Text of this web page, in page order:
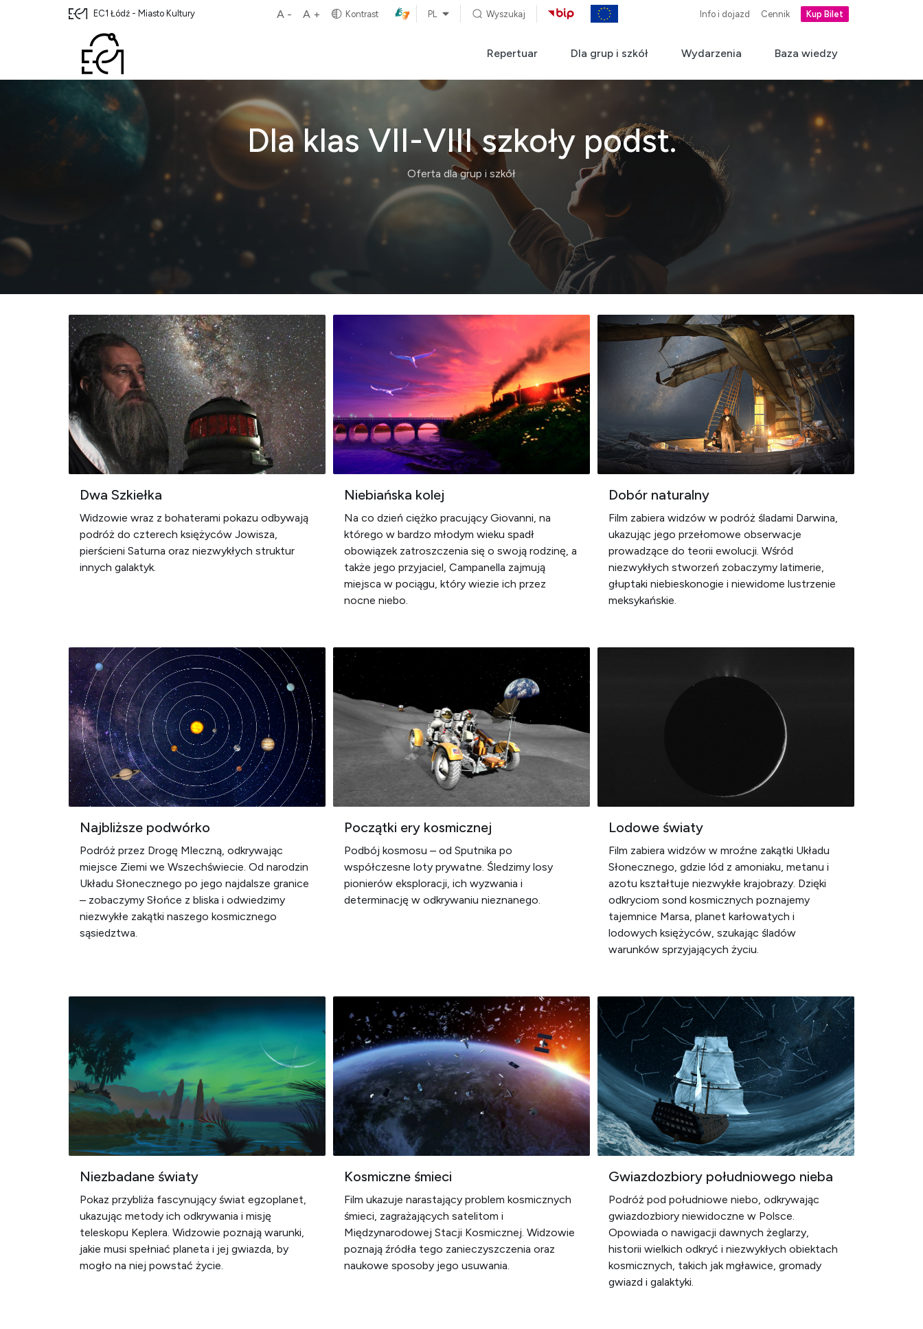
EC1 Łódź - Miasto Kultury A - A + Kontrast PL Wyszukaj Info i dojazd Cennik Kup Bilet
Repertuar Dla grup i szkół Wydarzenia Baza wiedzy
Dla klas VII-VIII szkoły podst.
Oferta dla grup i szkół
Dwa Szkiełka
Widzowie wraz z bohaterami pokazu odbywają
podróż do czterech księżyców Jowisza,
pierścieni Saturna oraz niezwykłych struktur
innych galaktyk.
Niebiańska kolej
Na co dzień ciężko pracujący Giovanni, na
którego w bardzo młodym wieku spadł
obowiązek zatroszczenia się o swoją rodzinę, a
także jego przyjaciel, Campanella zajmują
miejsca w pociągu, który wiezie ich przez
nocne niebo.
Dobór naturalny
Film zabiera widzów w podróż śladami Darwina,
ukazując jego przełomowe obserwacje
prowadzące do teorii ewolucji. Wśród
niezwykłych stworzeń zobaczymy latimerie,
głuptaki niebieskonogie i niewidome lustrzenie
meksykańskie.
Najbliższe podwórko
Podróż przez Drogę Mleczną, odkrywając
miejsce Ziemi we Wszechświecie. Od narodzin
Układu Słonecznego po jego najdalsze granice
– zobaczymy Słońce z bliska i odwiedzimy
niezwykłe zakątki naszego kosmicznego
sąsiedztwa.
Początki ery kosmicznej
Podbój kosmosu – od Sputnika po
współczesne loty prywatne. Śledzimy losy
pionierów eksploracji, ich wyzwania i
determinację w odkrywaniu nieznanego.
Lodowe światy
Film zabiera widzów w mroźne zakątki Układu
Słonecznego, gdzie lód z amoniaku, metanu i
azotu kształtuje niezwykłe krajobrazy. Dzięki
odkryciom sond kosmicznych poznajemy
tajemnice Marsa, planet karłowatych i
lodowych księżyców, szukając śladów
warunków sprzyjających życiu.
Niezbadane światy
Pokaz przybliża fascynujący świat egzoplanet,
ukazując metody ich odkrywania i misję
teleskopu Keplera. Widzowie poznają warunki,
jakie musi spełniać planeta i jej gwiazda, by
mogło na niej powstać życie.
Kosmiczne śmieci
Film ukazuje narastający problem kosmicznych
śmieci, zagrażających satelitom i
Międzynarodowej Stacji Kosmicznej. Widzowie
poznają źródła tego zanieczyszczenia oraz
naukowe sposoby jego usuwania.
Gwiazdozbiory południowego nieba
Podróż pod południowe niebo, odkrywając
gwiazdozbiory niewidoczne w Polsce.
Opowiada o nawigacji dawnych żeglarzy,
historii wielkich odkryć i niezwykłych obiektach
kosmicznych, takich jak mgławice, gromady
gwiazd i galaktyki.